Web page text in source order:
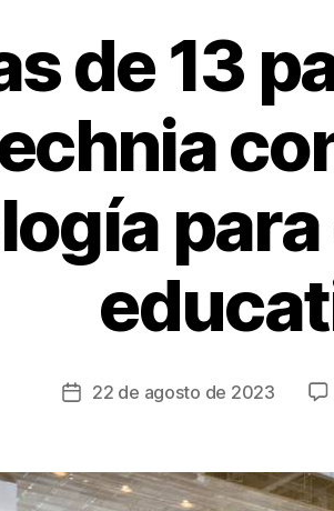
de 13
Fecha
entrada
22 de agosto de 2023